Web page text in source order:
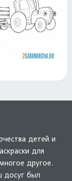
детей и
для
другое.
досуг был